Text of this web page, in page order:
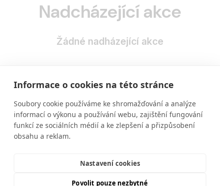
Informace o cookies na této stránce
Soubory cookie používáme ke shromažďování a analýze
informací o výkonu a používání webu, zajištění fungování
funkcí ze sociálních médií a ke zlepšení a přizpůsobení
obsahu a reklam.
Nastavení cookies
Povolit pouze nezbytné
Nadcházející akce
Žádné nadházející akce